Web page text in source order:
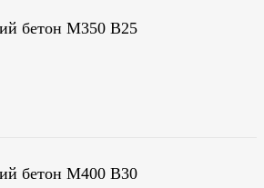
бетон М350 В25
бетон М400 В30